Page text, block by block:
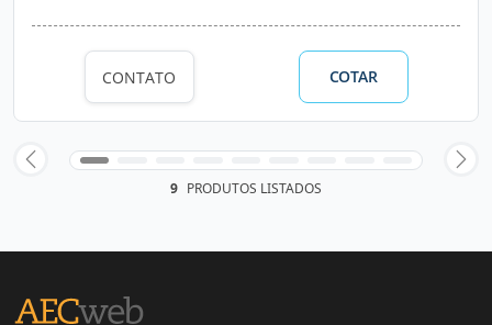
CONTATO COTAR
9 PRODUTOS LISTADOS